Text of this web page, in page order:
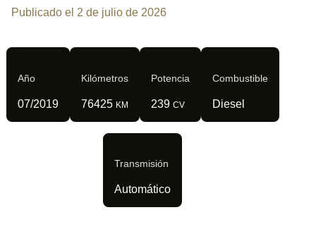
Publicado el 2 de julio de 2026
Año
07/2019
Kilómetros
76425 KM
Potencia
239 CV
Combustible
Diesel
Transmisión
Automático